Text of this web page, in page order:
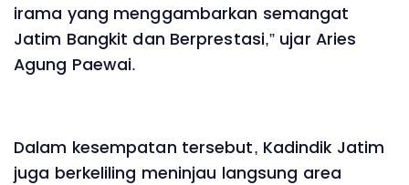
irama yang menggambarkan semangat
Jatim Bangkit dan Berprestasi,” ujar Aries
Agung Paewai.
Dalam kesempatan tersebut, Kadindik Jatim
juga berkeliling meninjau langsung area